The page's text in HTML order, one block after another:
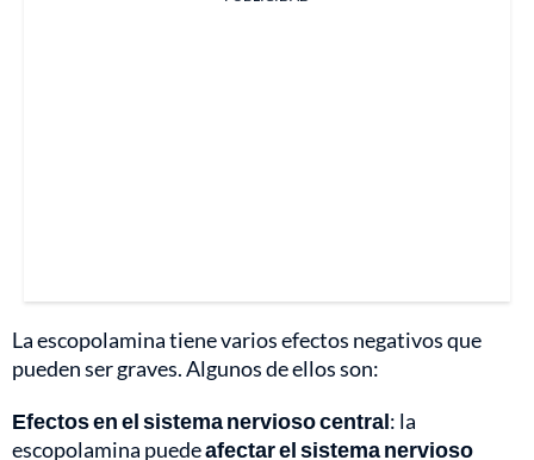
La escopolamina tiene varios efectos negativos que
pueden ser graves. Algunos de ellos son:
Efectos en el sistema nervioso central: la
escopolamina puedeafectar el sistema nervioso